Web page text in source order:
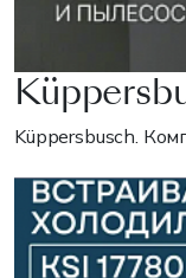
Küppersbusch.